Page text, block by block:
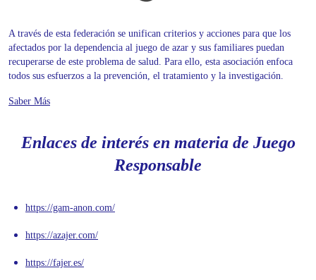
A través de esta federación se unifican criterios y acciones para que los
afectados por la dependencia al juego de azar y sus familiares puedan
recuperarse de este problema de salud. Para ello, esta asociación enfoca
todos sus esfuerzos a la prevención, el tratamiento y la investigación.
Saber Más
Enlaces de interés en materia de Juego
Responsable
https://gam-anon.com/
https://azajer.com/
https://fajer.es/